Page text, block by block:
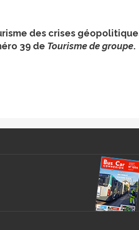
des crises
39 de Tourisme de groupe.